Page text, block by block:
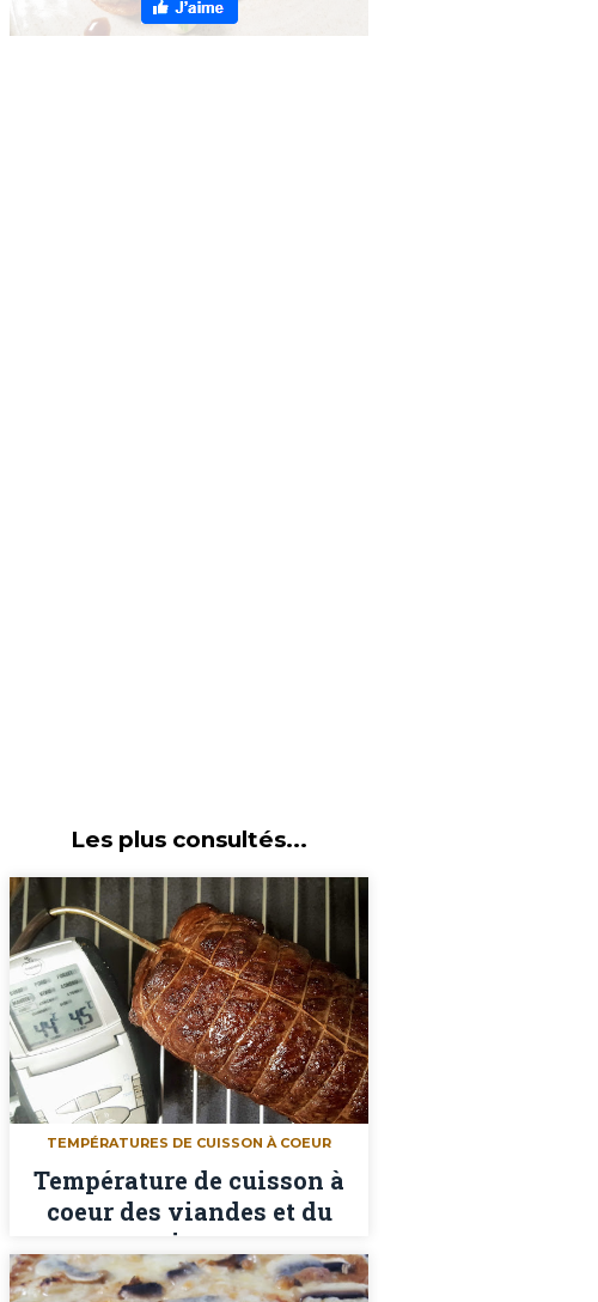
Les plus consultés...
TEMPÉRATURES DE CUISSON À COEUR
Température de cuisson à
coeur des viandes et du
poisson